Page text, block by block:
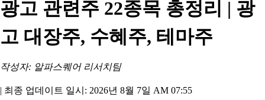
광고 관련주 22종목 총정리 | 광
고 대장주, 수혜주, 테마주
작성자: 알파스퀘어 리서치팀
| 최종 업데이트 일시: 2026년 8월 7일 AM 07:55